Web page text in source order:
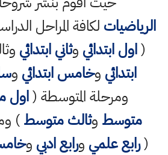
الرياضيات لكافة المراحل
(اول ابتدائي وثاني ابتدائي
ابتدائي وخامس ابتدائي و
ومرحلة المتوسطة (اول
متوسط وثالث متوسط)
(رابع علمي ورابع ادبي و